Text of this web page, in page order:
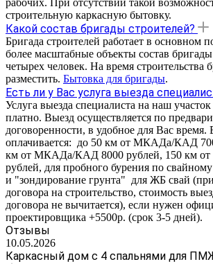
рабочих. При отсутствии такой
строительную каркасную бытовку.
Какой состав бригады строителей?
Бригада строителей работает в основном
более масштабные объекты состав бригады
четырех человек. На время строительства
разместить. Бытовка для бригады.
Есть ли у Вас услуга выезда
Услуга выезда специалиста на наш участок
платно. Выезд осуществляется по
договоренности, в удобное для Вас время.
оплачивается: до 50 км от МКАДа/КАД
км от МКАДа/КАД 8000 рублей, 150 км
рублей, для пробного бурения по
и "зондирование грунта" для ЖБ свай
договора на строительство, стоимость
договора не вычитается), если нужен
проектировщика +5500р. (срок 3-5 дней).
Отзывы
10.05.2026
Каркасный дом с 4 спальнями для